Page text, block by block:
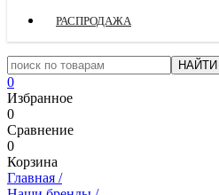
РАСПРОДАЖА
0
Избранное
0
Сравнение
0
Корзина
Главная /